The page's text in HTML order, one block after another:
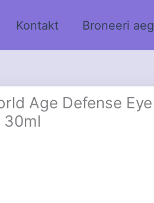
Kontakt Broneeri aeg
Age Defense Eye
30ml